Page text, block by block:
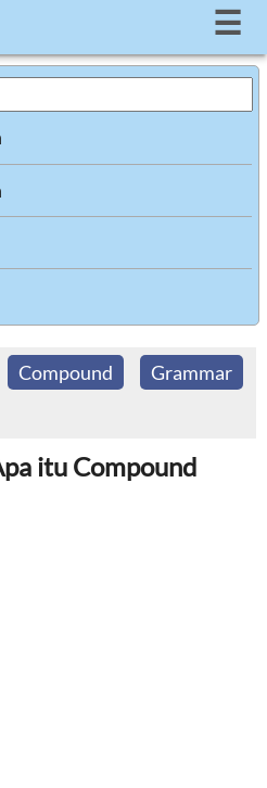
☰
Compound
Grammar
itu Compound